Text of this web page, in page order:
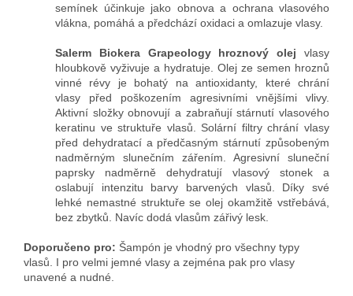
semínek účinkuje jako obnova a ochrana vlasového
vlákna, pomáhá a předchází oxidaci a omlazuje vlasy.
Salerm Biokera Grapeology hroznový olej vlasy
hloubkově vyživuje a hydratuje. Olej ze semen hroznů
vinné révy je bohatý na antioxidanty, které chrání
vlasy před poškozením agresivními vnějšími vlivy.
Aktivní složky obnovují a zabraňují stárnutí vlasového
keratinu ve struktuře vlasů. Solární filtry chrání vlasy
před dehydratací a předčasným stárnutí způsobeným
nadměrným slunečním zářením. Agresivní sluneční
paprsky nadměrně dehydratují vlasový stonek a
oslabují intenzitu barvy barvených vlasů. Díky své
lehké nemastné struktuře se olej okamžitě vstřebává,
bez zbytků. Navíc dodá vlasům zářivý lesk.
Doporučeno pro: Šampón je vhodný pro všechny typy
vlasů. I pro velmi jemné vlasy a zejména pak pro vlasy
unavené a nudné.